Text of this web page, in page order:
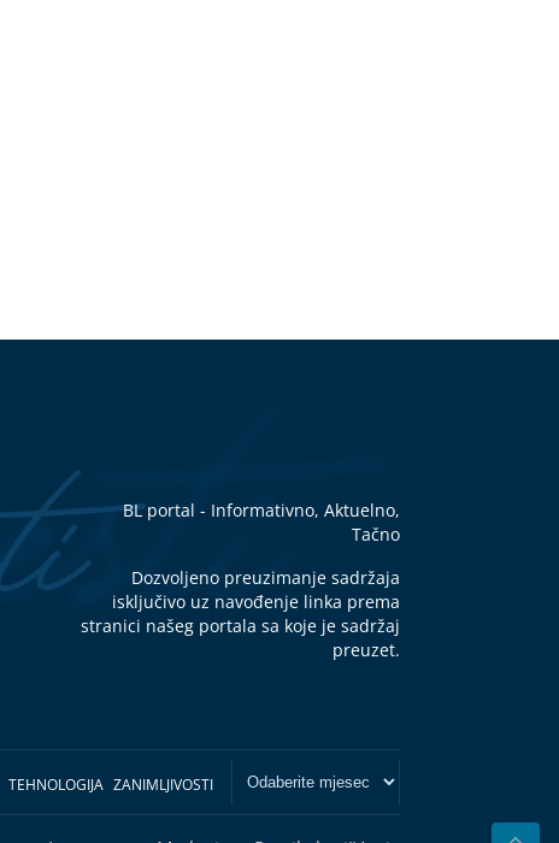
BL portal - Informativno, Aktuelno,
Tačno
Dozvoljeno preuzimanje sadržaja
isključivo uz navođenje linka prema
stranici našeg portala sa koje je sadržaj
preuzet.
TEHNOLOGIJA ZANIMLJIVOSTI